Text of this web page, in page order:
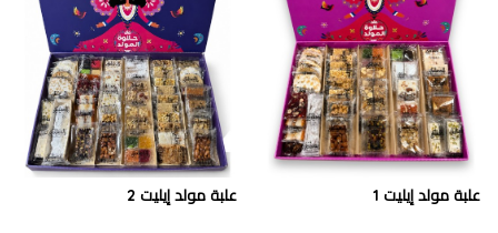
علبة مولد إيليت 1 علبة مولد إيليت 2